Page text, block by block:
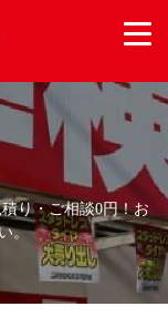
り・ご相談0円！お
。